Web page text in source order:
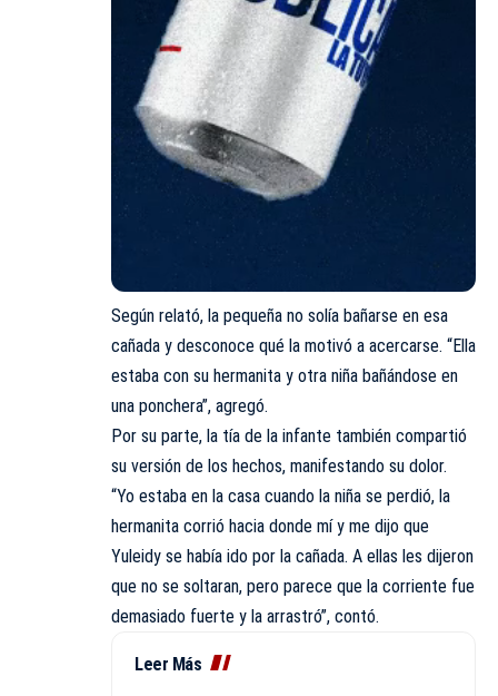
Según relató, la pequeña no solía bañarse en esa
cañada y desconoce qué la motivó a acercarse. “Ella
estaba con su hermanita y otra niña bañándose en
una ponchera”, agregó.
Por su parte, la tía de la infante también compartió
su versión de los hechos, manifestando su dolor.
“Yo estaba en la casa cuando la niña se perdió, la
hermanita corrió hacia donde mí y me dijo que
Yuleidy se había ido por la cañada. A ellas les dijeron
que no se soltaran, pero parece que la corriente fue
demasiado fuerte y la arrastró”, contó.
Leer Más